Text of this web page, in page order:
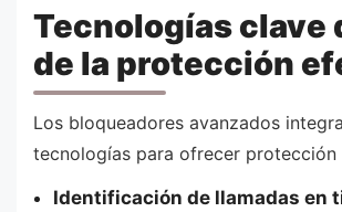
Tecnologías clave
de la protección
Los bloqueadores avanzados
tecnologías para ofrecer protección
Identificación de llamadas en